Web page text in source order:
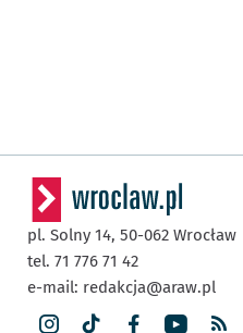
pl. Solny 14, 50-062 Wrocław
tel. 71 776 71 42
e-mail: redakcja@araw.pl